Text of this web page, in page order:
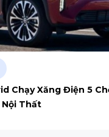
Chạy Xăng Điện 5
Thất